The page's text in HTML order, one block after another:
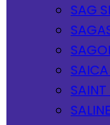
SAG
SAINT